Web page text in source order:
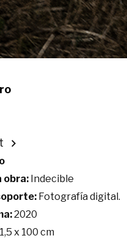
obra: Indecible
Fotografía digital.
2020
x 100 cm